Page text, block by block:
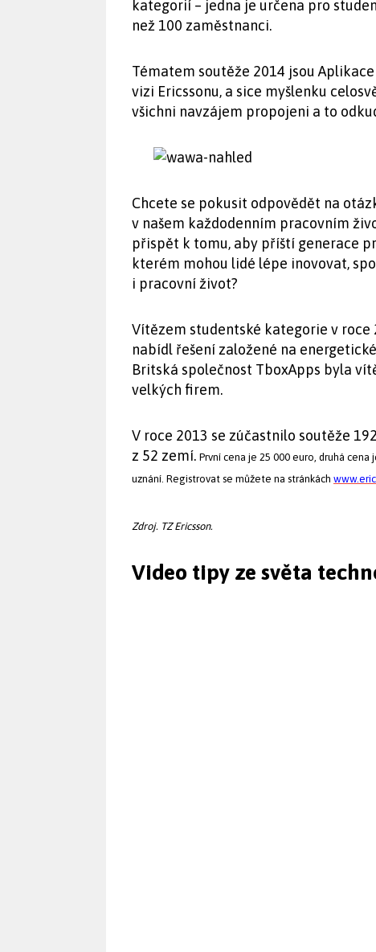
kategorií – jedna je určena pro
než 100 zaměstnanci.
Tématem soutěže 2014 jsou
vizi Ericssonu, a sice myšlenku
všichni navzájem propojeni a to
Chcete se pokusit odpovědět na
v našem každodenním pracovním
přispět k tomu, aby příští generace
kterém mohou lidé lépe inovovat,
i pracovní život?
Vítězem studentské kategorie v
nabídl řešení založené na
Britská společnost TboxApps byla
velkých firem.
V roce 2013 se zúčastnilo soutěže
z 52 zemí. První cena je 25 000 euro, druhá
uznání. Registrovat se můžete na stránkách
Zdroj. TZ Ericsson.
Video tipy ze světa